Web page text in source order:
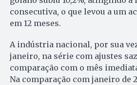
consecutiva, o que levou a um
em 12 meses.
A indústria nacional, por sua
janeiro, na série com ajustes
comparação com o mês
Na comparação com janeiro de